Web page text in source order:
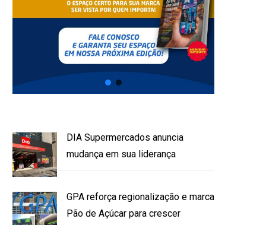
DIA Supermercados anuncia
mudança em sua liderança
GPA reforça regionalização e marca
Pão de Açúcar para crescer